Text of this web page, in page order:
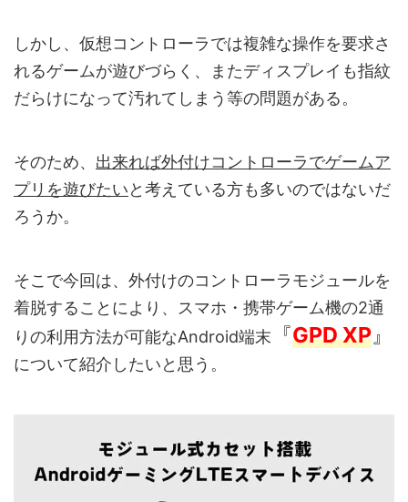
しかし、仮想コントローラでは複雑な操作を要求さ
れるゲームが遊びづらく、またディスプレイも指紋
だらけになって汚れてしまう等の問題がある。
そのため、 出来れば外付けコントローラでゲームア
プリを遊びたいと考えている方も多いのではないだ
ろうか。
そこで今回は、外付けのコントローラモジュールを
着脱することにより、スマホ・携帯ゲーム機の2通
りの利用方法が可能なAndroid端末
『GPD XP』
について紹介したいと思う。